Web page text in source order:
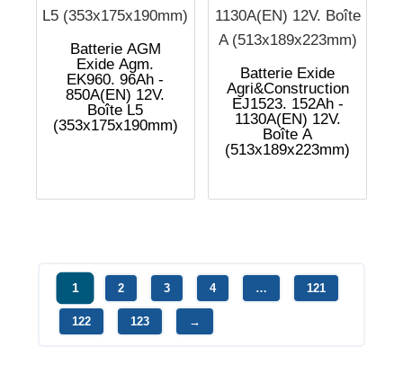
Batterie AGM
Exide Agm.
EK960. 96Ah -
850A(EN) 12V.
Boîte L5
(353x175x190mm)
Batterie Exide
Agri&Construction
EJ1523. 152Ah -
1130A(EN) 12V.
Boîte A
(513x189x223mm)
1 2 3 4 … 121
122 123 →